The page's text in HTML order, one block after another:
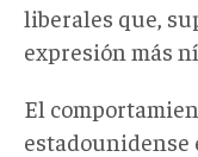
liberales que,
expresión más
El
estadounidense